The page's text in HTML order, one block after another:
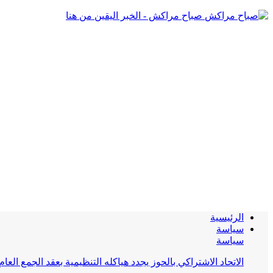
صباح مراكش - الخبر اليقين من هنا
الرئيسية
سياسة
سياسة
الاتحاد الاشتراكي بالحوز يجدد هياكله التنظيمية بعقد الجمع